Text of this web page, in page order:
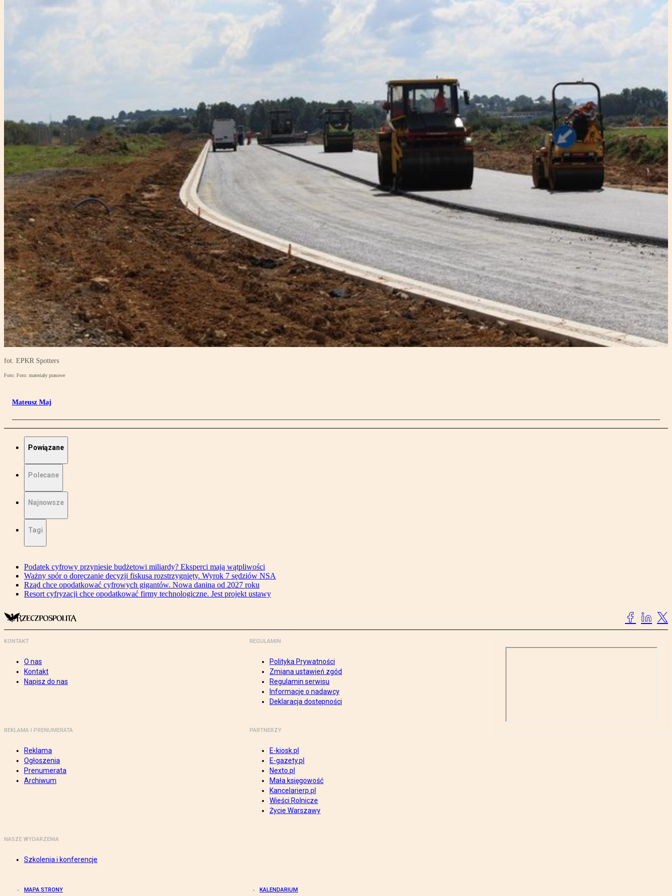
fot. EPKR Spotters
Foto: Foto: materiały prasowe
Mateusz Maj
Powiązane
Polecane
Najnowsze
Tagi
Podatek cyfrowy przyniesie budżetowi miliardy? Eksperci mają wątpliwości
Ważny spór o doręczanie decyzji fiskusa rozstrzygnięty. Wyrok 7 sędziów NSA
Rząd chce opodatkować cyfrowych gigantów. Nowa danina od 2027 roku
Resort cyfryzacji chce opodatkować firmy technologiczne. Jest projekt ustawy
KONTAKT
O nas
Kontakt
Napisz do nas
REGULAMIN
Polityka Prywatności
Zmiana ustawień zgód
Regulamin serwisu
Informacje o nadawcy
Deklaracja dostępności
REKLAMA I PRENUMERATA
Reklama
Ogłoszenia
Prenumerata
Archiwum
PARTNERZY
E-kiosk.pl
E-gazety.pl
Nexto.pl
Mała księgowość
Kancelarierp.pl
Wieści Rolnicze
Życie Warszawy
NASZE WYDARZENIA
Szkolenia i konferencje
MAPA STRONY KALENDARIUM